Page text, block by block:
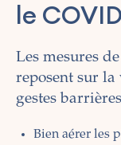
le
Les mesures
reposent sur la
gestes
Bien aérer les